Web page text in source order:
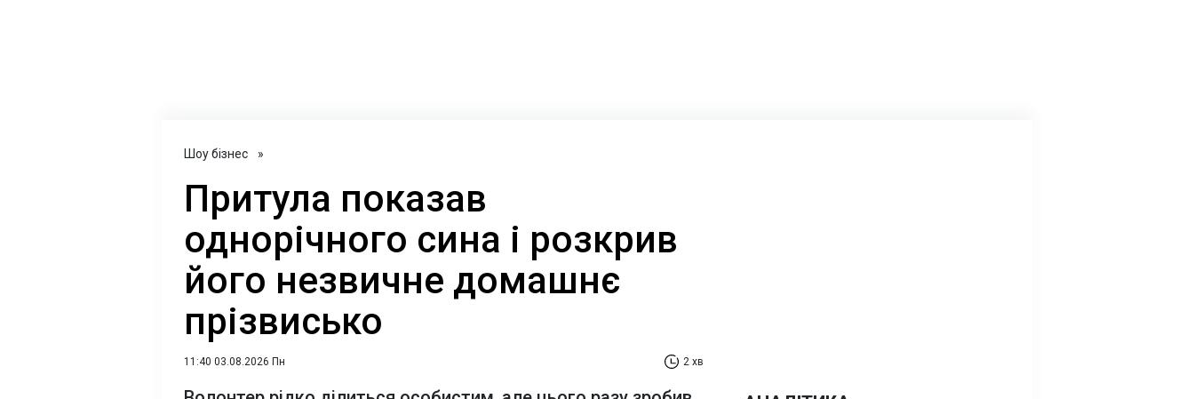
Шоу бізнес »
Притула показав
однорічного сина і розкрив
його незвичне домашнє
прізвисько
11:40 03.08.2026 Пн 2 хв